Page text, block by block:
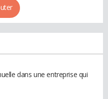
dans une entreprise qui